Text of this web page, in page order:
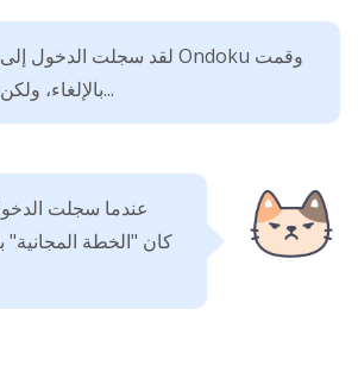
لقد سجلت الدخول إلى Ondoku وقمت
بالإلغاء، ولكن...
عندما سجلت